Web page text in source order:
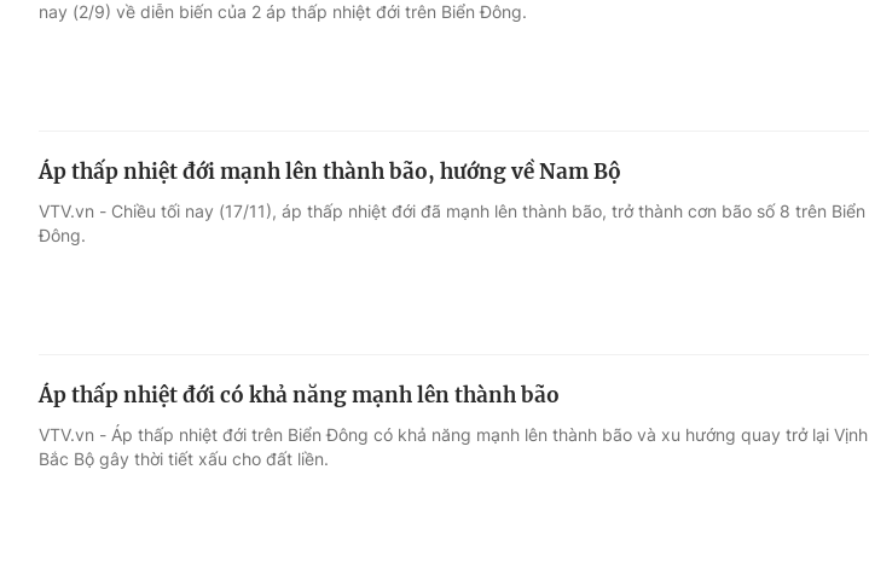
nay (2/9) về diễn biến của 2 áp thấp nhiệt đới trên Biển Đông.
Áp thấp nhiệt đới mạnh lên thành bão, hướng về Nam Bộ
VTV.vn - Chiều tối nay (17/11), áp thấp nhiệt đới đã mạnh lên thành bão, trở thành cơn bão số 8 trên Biển
Đông.
Áp thấp nhiệt đới có khả năng mạnh lên thành bão
VTV.vn - Áp thấp nhiệt đới trên Biển Đông có khả năng mạnh lên thành bão và xu hướng quay trở lại Vịnh
Bắc Bộ gây thời tiết xấu cho đất liền.